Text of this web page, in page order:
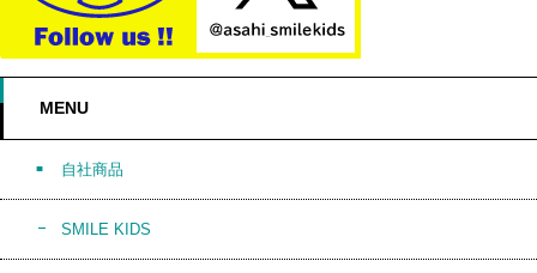
MENU
自社商品
SMILE KIDS